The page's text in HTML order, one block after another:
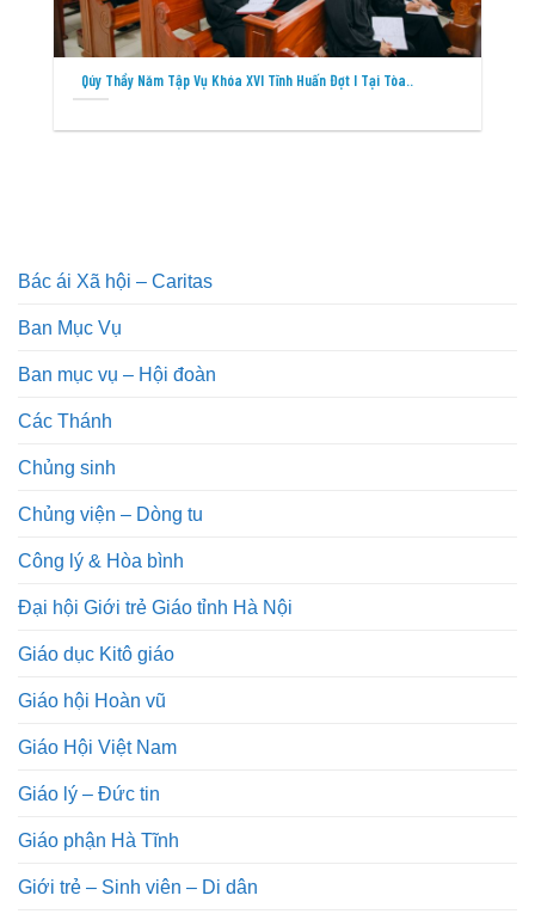
Qúy Thầy Năm Tập Vụ Khóa XVI Tĩnh Huấn Đợt I Tại Tòa..
Bác ái Xã hội – Caritas
Ban Mục Vụ
Ban mục vụ – Hội đoàn
Các Thánh
Chủng sinh
Chủng viện – Dòng tu
Công lý & Hòa bình
Đại hội Giới trẻ Giáo tỉnh Hà Nội
Giáo dục Kitô giáo
Giáo hội Hoàn vũ
Giáo Hội Việt Nam
Giáo lý – Đức tin
Giáo phận Hà Tĩnh
Giới trẻ – Sinh viên – Di dân